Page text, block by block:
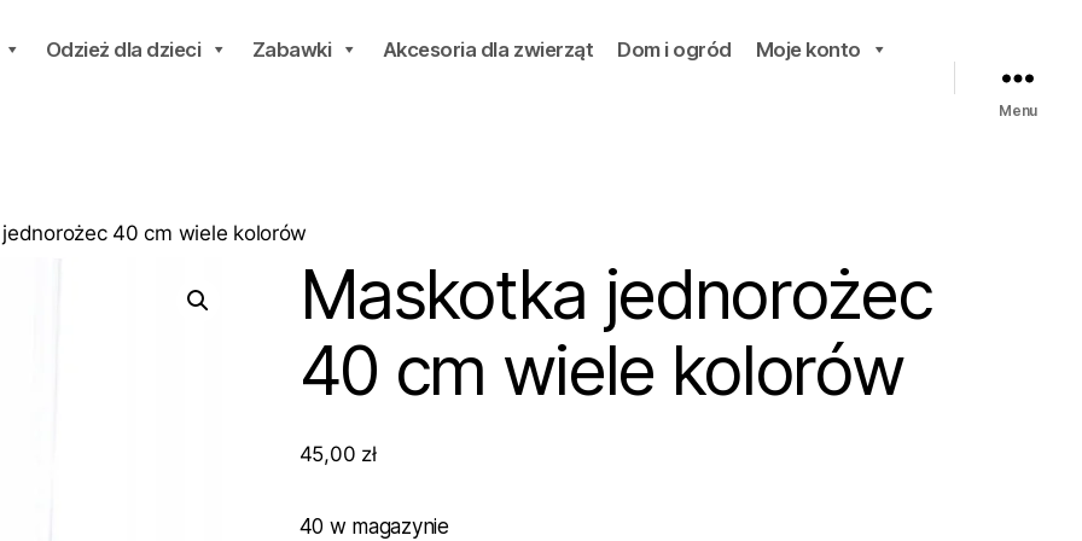
Odzież dla dzieci Zabawki Akcesoria dla zwierząt Dom i ogród Moje konto
Menu
40 cm wiele kolorów
Maskotka jednorożec
40 cm wiele kolorów
45,00 zł
40 w magazynie